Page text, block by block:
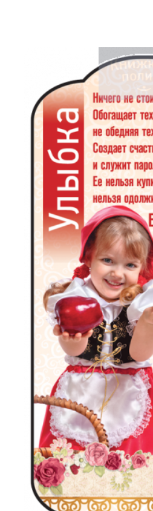
Свіжі надходження,
література та нові автори
полиці.